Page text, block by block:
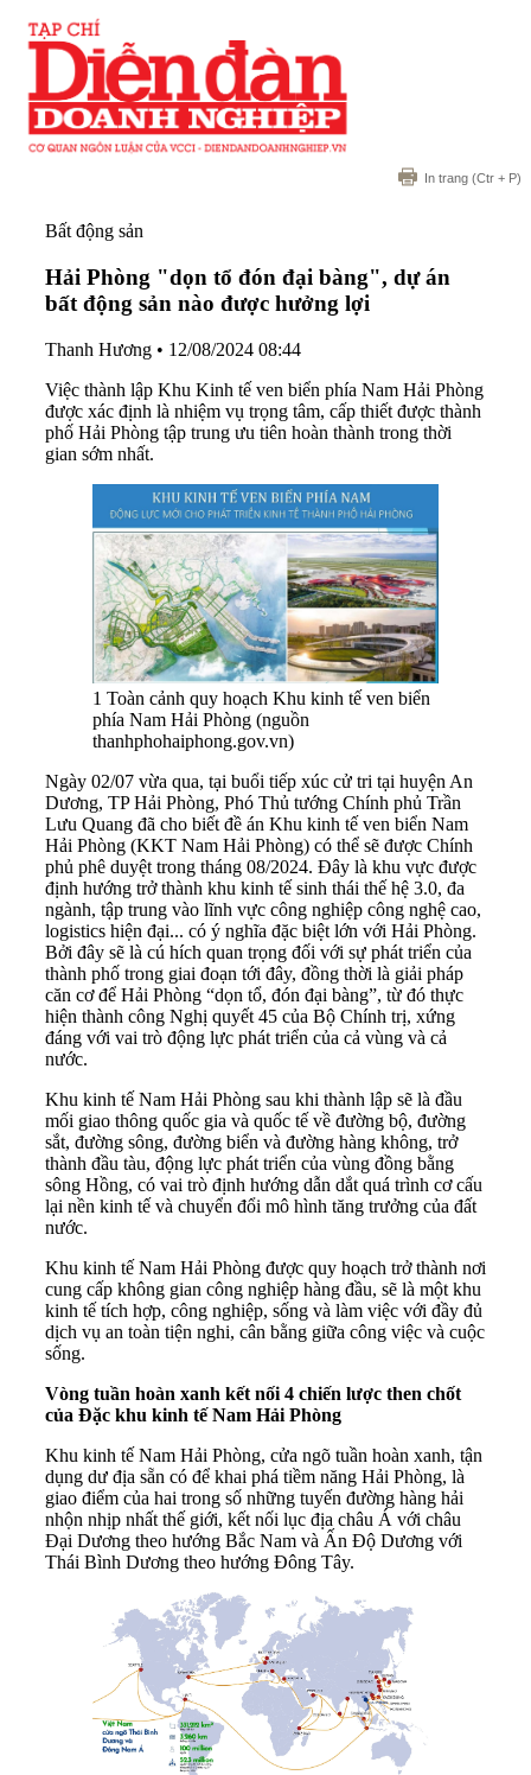
In trang (Ctr + P)
Bất động sản
Hải Phòng "dọn tổ đón đại bàng", dự án
bất động sản nào được hưởng lợi
Thanh Hương • 12/08/2024 08:44
Việc thành lập Khu Kinh tế ven biển phía Nam Hải Phòng
được xác định là nhiệm vụ trọng tâm, cấp thiết được thành
phố Hải Phòng tập trung ưu tiên hoàn thành trong thời
gian sớm nhất.
1 Toàn cảnh quy hoạch Khu kinh tế ven biển
phía Nam Hải Phòng (nguồn
thanhphohaiphong.gov.vn)
Ngày 02/07 vừa qua, tại buổi tiếp xúc cử tri tại huyện An
Dương, TP Hải Phòng, Phó Thủ tướng Chính phủ Trần
Lưu Quang đã cho biết đề án Khu kinh tế ven biển Nam
Hải Phòng (KKT Nam Hải Phòng) có thể sẽ được Chính
phủ phê duyệt trong tháng 08/2024. Đây là khu vực được
định hướng trở thành khu kinh tế sinh thái thế hệ 3.0, đa
ngành, tập trung vào lĩnh vực công nghiệp công nghệ cao,
logistics hiện đại... có ý nghĩa đặc biệt lớn với Hải Phòng.
Bởi đây sẽ là cú hích quan trọng đối với sự phát triển của
thành phố trong giai đoạn tới đây, đồng thời là giải pháp
căn cơ để Hải Phòng “dọn tổ, đón đại bàng”, từ đó thực
hiện thành công Nghị quyết 45 của Bộ Chính trị, xứng
đáng với vai trò động lực phát triển của cả vùng và cả
nước.
Khu kinh tế Nam Hải Phòng sau khi thành lập sẽ là đầu
mối giao thông quốc gia và quốc tế về đường bộ, đường
sắt, đường sông, đường biển và đường hàng không, trở
thành đầu tàu, động lực phát triển của vùng đồng bằng
sông Hồng, có vai trò định hướng dẫn dắt quá trình cơ cấu
lại nền kinh tế và chuyển đổi mô hình tăng trưởng của đất
nước.
Khu kinh tế Nam Hải Phòng được quy hoạch trở thành nơi
cung cấp không gian công nghiệp hàng đầu, sẽ là một khu
kinh tế tích hợp, công nghiệp, sống và làm việc với đầy đủ
dịch vụ an toàn tiện nghi, cân bằng giữa công việc và cuộc
sống.
Vòng tuần hoàn xanh kết nối 4 chiến lược then chốt
của Đặc khu kinh tế Nam Hải Phòng
Khu kinh tế Nam Hải Phòng, cửa ngõ tuần hoàn xanh, tận
dụng dư địa sẵn có để khai phá tiềm năng Hải Phòng, là
giao điểm của hai trong số những tuyến đường hàng hải
nhộn nhịp nhất thế giới, kết nối lục địa châu Á với châu
Đại Dương theo hướng Bắc Nam và Ấn Độ Dương với
Thái Bình Dương theo hướng Đông Tây.